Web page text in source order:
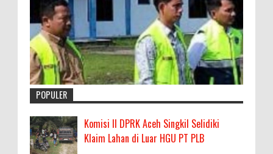
POPULER
Komisi II DPRK Aceh Singkil Selidiki
Klaim Lahan di Luar HGU PT PLB